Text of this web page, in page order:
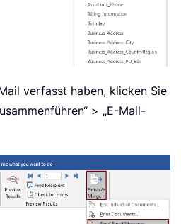
verfasst haben, klicken Sie
> „E-Mail-